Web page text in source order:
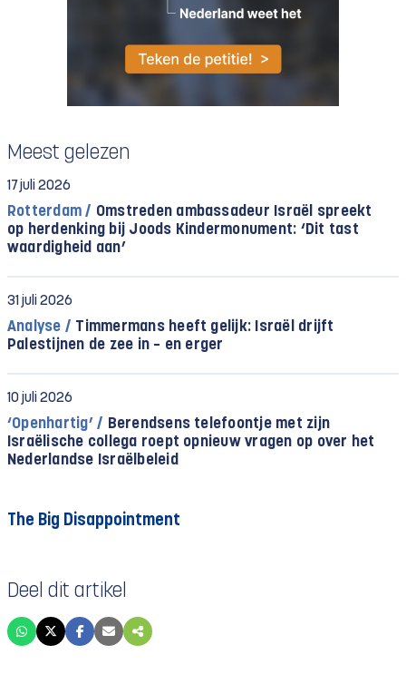
Meest gelezen
17 juli 2026
Rotterdam / Omstreden ambassadeur Israël spreekt
op herdenking bij Joods Kindermonument: ‘Dit tast
waardigheid aan’
31 juli 2026
Analyse / Timmermans heeft gelijk: Israël drijft
Palestijnen de zee in – en erger
10 juli 2026
‘Openhartig’ / Berendsens telefoontje met zijn
Israëlische collega roept opnieuw vragen op over het
Nederlandse Israëlbeleid
The Big Disappointment
Deel dit artikel